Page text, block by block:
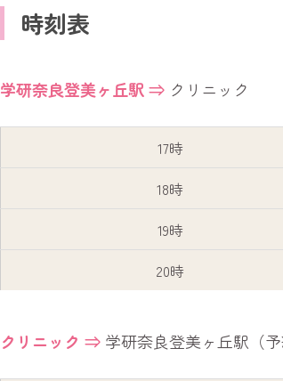
時刻表
学研奈良登美ヶ丘駅 ⇒ クリニック
17時
18時
19時
20時
クリニック ⇒ 学研奈良登美ヶ丘駅（予